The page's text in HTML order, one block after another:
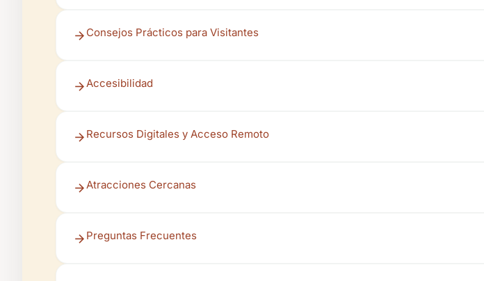
Consejos Prácticos para Visitantes
Accesibilidad
Recursos Digitales y Acceso Remoto
Atracciones Cercanas
Preguntas Frecuentes